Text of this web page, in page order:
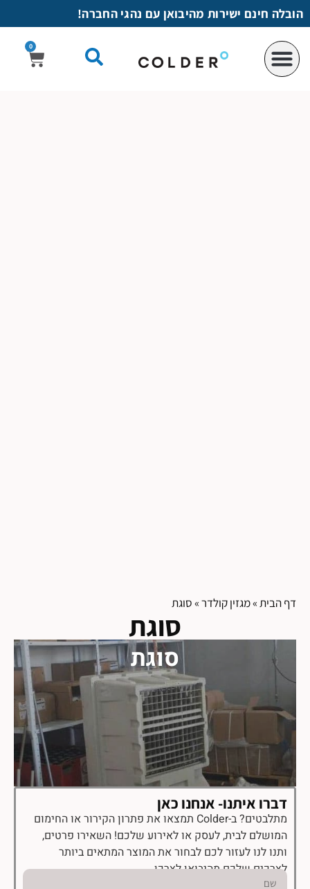
לתוכן
הובלה חינם ישירות מהיבואן עם נהגי החברה!
0
דברו איתנו- אנחנו כאן
מתלבטים? ב-Colder תמצאו את פתרון הקירור או החימום
המושלם לבית, לעסק או לאירוע שלכם! השאירו פרטים,
ותנו לנו לעזור לכם לבחור את המוצר המתאים ביותר
לצרכים שלכם מהיבואן לצרכן.
סוגת
סוגת
דף הבית»מגזין קולדר»סוגת